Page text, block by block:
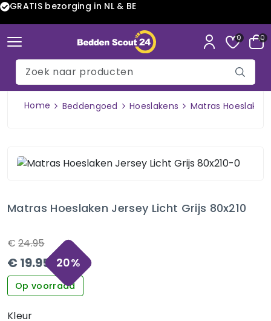
GRATIS bezorging in NL & BE
0 0
Home Beddengoed Hoeslakens Matras Hoeslaken
Matras Hoeslaken Jersey Licht Grijs 80x210
€ 24.95
€ 19.95 20%
Op voorraad
Kleur